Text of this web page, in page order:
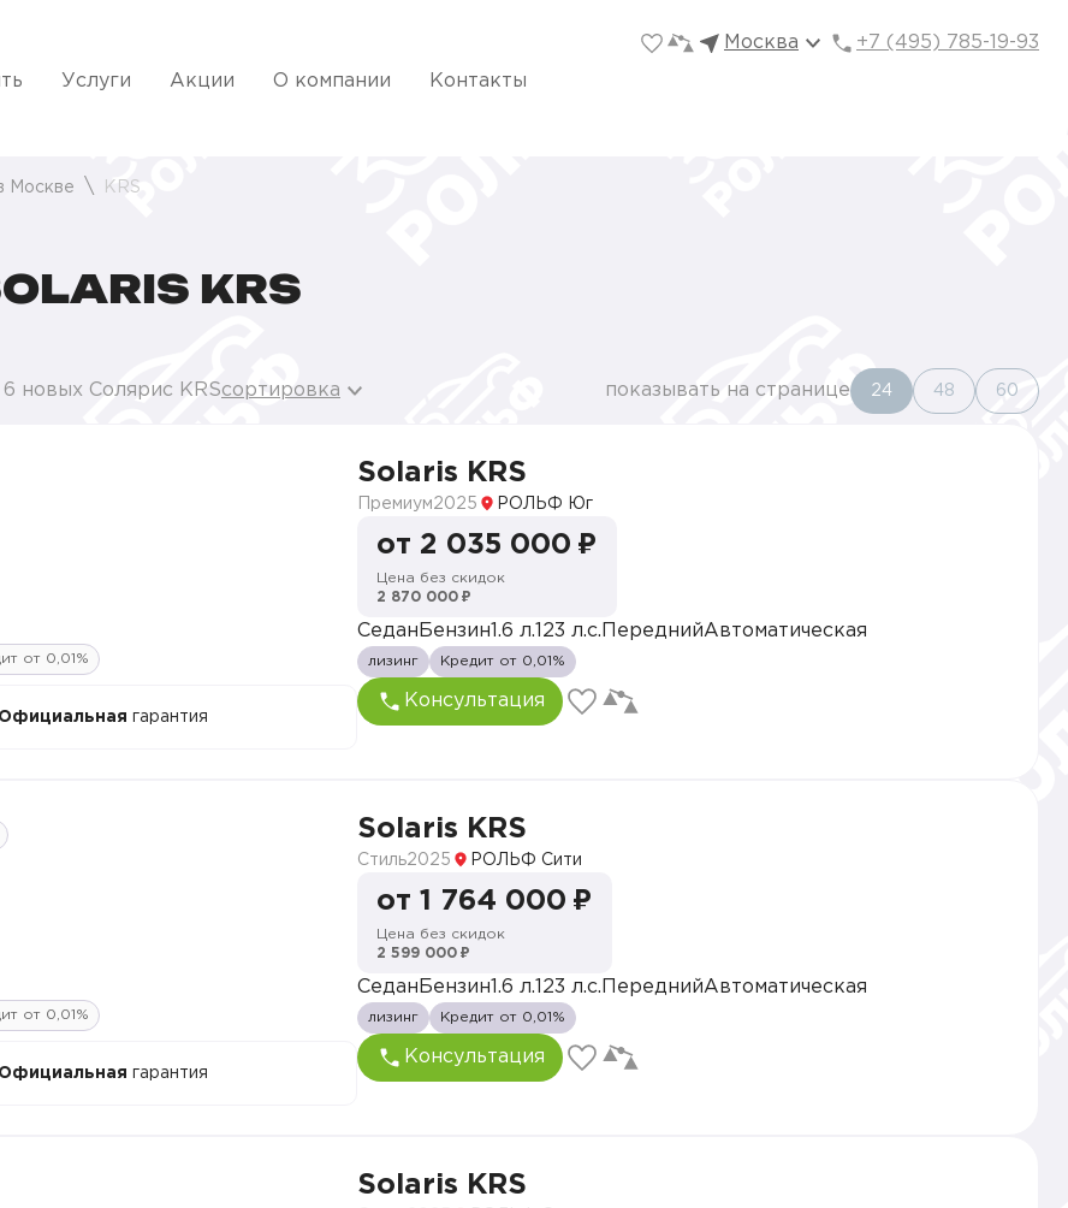
Москва +7 (495) 785-19-93
Услуги Акции О компании Контакты
Москве KRS
KRS
новых Солярис KRSсортировка показывать на странице 24 48 60
от 0,01%
Официальная гарантия
Solaris KRS
Премиум2025 РОЛЬФ Юг
от 2 035 000 ₽
Цена без скидок
2 870 000 ₽
Седан Бензин 1.6 л. 123 л.с. ПереднийАвтоматическая
лизинг Кредит от 0,01%
Консультация
от 0,01%
Официальная гарантия
Solaris KRS
Стиль2025 РОЛЬФ Сити
от 1 764 000 ₽
Цена без скидок
2 599 000 ₽
Седан Бензин 1.6 л. 123 л.с. ПереднийАвтоматическая
лизинг Кредит от 0,01%
Консультация
Solaris KRS